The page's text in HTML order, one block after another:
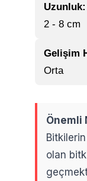
Uzunluk:
2 - 8 cm
Gelişim
Orta
Önemli
olan